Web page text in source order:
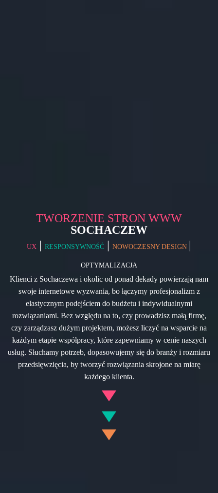
TWORZENIE STRON WWW
SOCHACZEW
UX | RESPONSYWNOŚĆ | NOWOCZESNY DESIGN |
OPTYMALIZACJA
Klienci z Sochaczewa i okolic od ponad dekady powierzają nam
swoje internetowe wyzwania, bo łączymy profesjonalizm z
elastycznym podejściem do budżetu i indywidualnymi
rozwiązaniami. Bez względu na to, czy prowadzisz małą firmę,
czy zarządzasz dużym projektem, możesz liczyć na wsparcie na
każdym etapie współpracy, które zapewniamy w cenie naszych
usług. Słuchamy potrzeb, dopasowujemy się do branży i rozmiaru
przedsięwzięcia, by tworzyć rozwiązania skrojone na miarę
każdego klienta.